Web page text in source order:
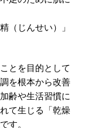
（じんせい）」
とを目的として
を根本から改善
齢や生活習慣に
て生じる「乾燥
す。